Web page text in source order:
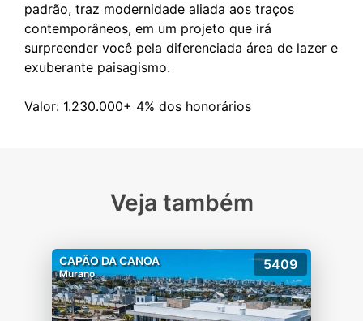
padrão, traz modernidade aliada aos traços
contemporâneos, em um projeto que irá
surpreender você pela diferenciada área de lazer e
exuberante paisagismo.
Veja também
CAPÃO DA CANOA
Murano
5409